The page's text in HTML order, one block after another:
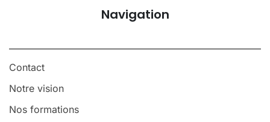
Navigation
Contact
Notre vision
Nos formations